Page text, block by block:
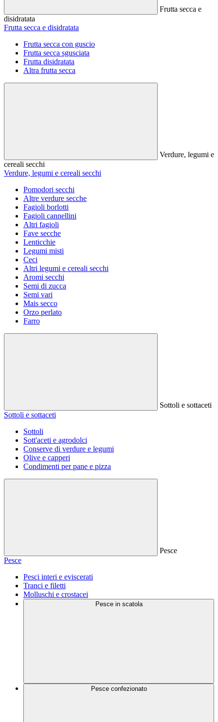
Frutta secca e
disidratata
Frutta secca e disidratata
Frutta secca con guscio
Frutta secca sgusciata
Frutta disidratata
Altra frutta secca
Verdure, legumi e
cereali secchi
Verdure, legumi e cereali secchi
Pomodori secchi
Altre verdure secche
Fagioli borlotti
Fagioli cannellini
Altri fagioli
Fave secche
Lenticchie
Legumi misti
Ceci
Altri legumi e cereali secchi
Aromi secchi
Semi di zucca
Semi vari
Mais secco
Orzo perlato
Farro
Sottoli e sottaceti
Sottoli e sottaceti
Sottoli
Sott'aceti e agrodolci
Conserve di verdure e legumi
Olive e capperi
Condimenti per pane e pizza
Pesce
Pesce
Pesci interi e eviscerati
Tranci e filetti
Molluschi e crostacei
Pesce in scatola
Pesce confezionato